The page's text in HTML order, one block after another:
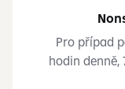
Pro případ
hodin denně,